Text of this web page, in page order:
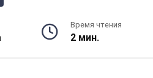
Время чтения
2 мин.